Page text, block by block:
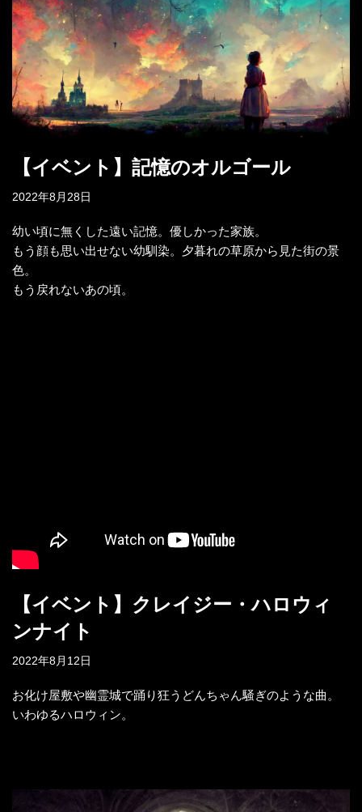
【イベント】記憶のオルゴール
2022年8月28日
幼い頃に無くした遠い記憶。優しかった家族。
もう顔も思い出せない幼馴染。夕暮れの草原から見た街の景
色。
もう戻れないあの頃。
【イベント】クレイジー・ハロウィ
ンナイト
2022年8月12日
お化け屋敷や幽霊城で踊り狂うどんちゃん騒ぎのような曲。
いわゆるハロウィン。